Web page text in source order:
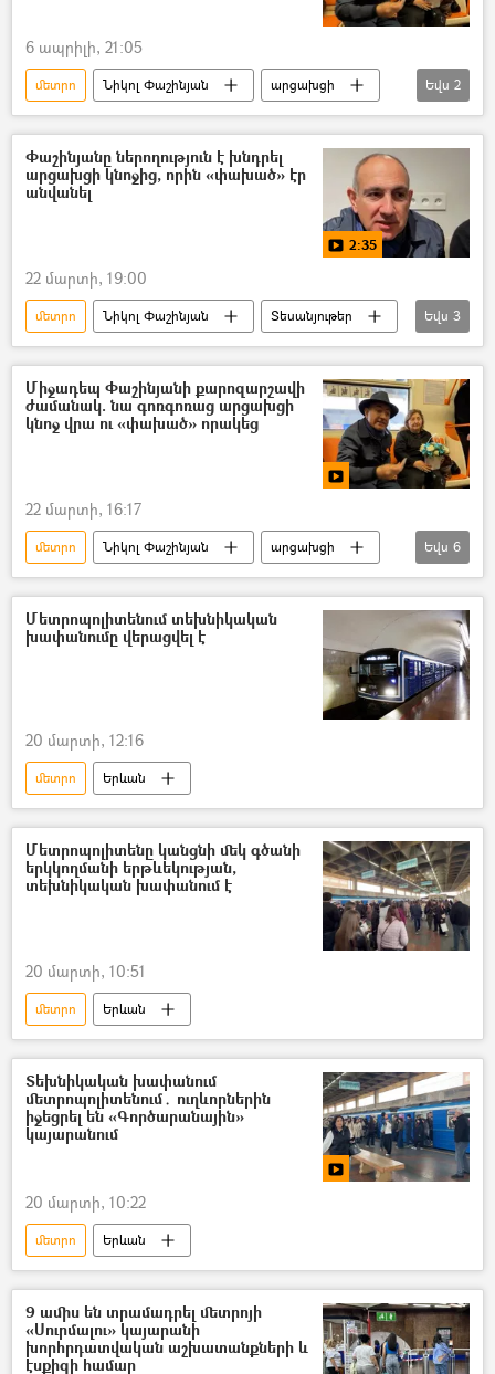
6 ապրիլի, 21:05
մետրո Նիկոլ Փաշինյան
արցախցի
Կին
Կոռուպցիայի կանխարգելման հանձնաժողով
Եվս 2
Փաշինյանը ներողություն է խնդրել
արցախցի կնոջից, որին «փախած» էր
անվանել
2:35
22 մարտի, 19:00
մետրո Նիկոլ Փաշինյան
Տեսանյութեր
արցախցի
Կին երեխա
Եվս 3
Միջադեպ Փաշինյանի քարոզարշավի
ժամանակ. նա գոռգոռաց արցախցի
կնոջ վրա ու «փախած» որակեց
22 մարտի, 16:17
մետրո Նիկոլ Փաշինյան
արցախցի
Կին
հերոս
երեխա
Հայաստան
քարտեզ
քարոզարշավ
Եվս 6
Մետրոպոլիտենում տեխնիկական
խափանումը վերացվել է
20 մարտի, 12:16
մետրո Երևան
Մետրոպոլիտենը կանցնի մեկ գծանի
երկկողմանի երթևեկության,
տեխնիկական խափանում է
20 մարտի, 10:51
մետրո Երևան
Տեխնիկական խափանում
մետրոպոլիտենում․ ուղևորներին
իջեցրել են «Գործարանային»
կայարանում
20 մարտի, 10:22
մետրո Երևան
9 ամիս են տրամադրել մետրոյի
«Սուրմալու» կայարանի
խորհրդատվական աշխատանքների և
էսքիզի համար